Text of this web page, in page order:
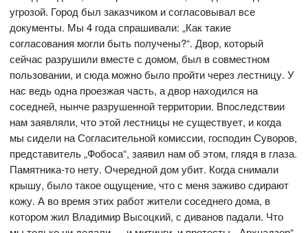
угрозой. Город был заказчиком и согласовывал все
документы. Мы 4 года спрашивали: „Как такие
согласования могли быть получены?“. Двор, который
сейчас разрушили вместе с домом, был в совместном
пользовании, и сюда можно было пройти через лестницу. У
нас ведь одна проезжая часть, а двор находился на
соседней, нынче разрушенной территории. Впоследствии
нам заявляли, что этой лестницы не существует, и когда
мы сидели на Согласительной комиссии, господин Суворов,
представитель „Фобоса“, заявил нам об этом, глядя в глаза.
Памятника-то нету. Очередной дом убит. Когда снимали
крышу, было такое ощущение, что с меня заживо сдирают
кожу. А во время этих работ жители соседнего дома, в
котором жил Владимир Высоцкий, с диванов падали. Что